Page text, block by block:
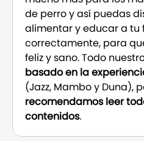
de perro y así puedas
alimentar y educar a tu
correctamente, para
feliz y sano. Todo
basado en la
(Jazz, Mambo y Duna),
recomendamos leer
contenidos.